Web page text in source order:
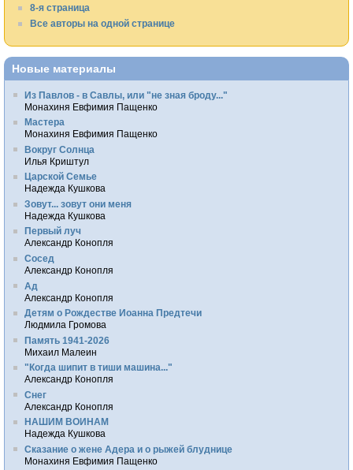
8-я страница
Все авторы на одной странице
Новые материалы
Из Павлов - в Савлы, или "не зная броду..."
Монахиня Евфимия Пащенко
Мастера
Монахиня Евфимия Пащенко
Вокруг Солнца
Илья Криштул
Царской Семье
Надежда Кушкова
Зовут... зовут они меня
Надежда Кушкова
Первый луч
Александр Конопля
Сосед
Александр Конопля
Ад
Александр Конопля
Детям о Рождестве Иоанна Предтечи
Людмила Громова
Память 1941-2026
Михаил Малеин
"Когда шипит в тиши машина..."
Александр Конопля
Снег
Александр Конопля
НАШИМ ВОИНАМ
Надежда Кушкова
Сказание о жене Адера и о рыжей блуднице
Монахиня Евфимия Пащенко